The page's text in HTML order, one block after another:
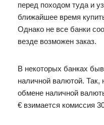
перед походом туда и
ближайшее время
Однако не все банки
везде возможен заказ.
В некоторых банках
наличной валютой. Так,
обмене наличной
€ взимается комиссия